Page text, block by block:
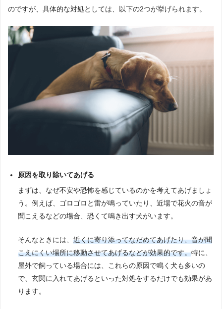
のですが、具体的な対処としては、以下の2つが挙げられます。
原因を取り除いてあげる
まずは、なぜ不安や恐怖を感じているのかを考えてあげましょ
う。例えば、ゴロゴロと雷が鳴っていたり、近場で花火の音が
聞こえるなどの場合、恐くて鳴き出す犬がいます。
そんなときには、近くに寄り添ってなだめてあげたり、音が聞
こえにくい場所に移動させてあげるなどが効果的です。特に、
屋外で飼っている場合には、これらの原因で鳴く犬も多いの
で、玄関に入れてあげるといった対処をするだけでも効果があ
ります。